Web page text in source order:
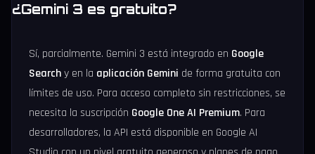
¿Gemini 3 es gratuito?
Sí, parcialmente. Gemini 3 está integrado en Google
Searchy en la aplicación Gemini de forma gratuita con
límites de uso. Para acceso completo sin restricciones, se
necesita la suscripción Google One AI Premium. Para
desarrolladores, la API está disponible en Google AI